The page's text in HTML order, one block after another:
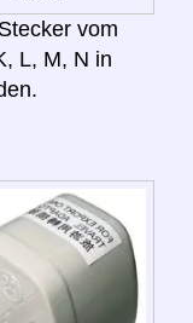
vom
L, M, N in